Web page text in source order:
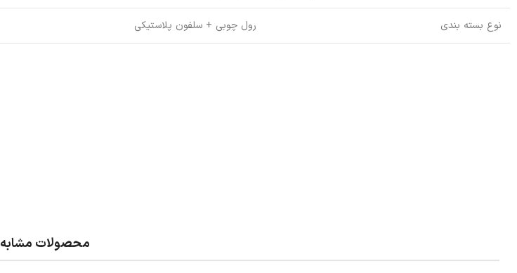
نوع بسته بندی رول چوبی + سلفون پلاستیکی
محصولات مشابه